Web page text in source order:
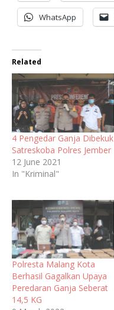
WhatsApp
Related
4 Pengedar Ganja Dibekuk
Satreskoba Polres Jember
12 June 2021
In "Kriminal"
Polresta Malang Kota
Berhasil Gagalkan Upaya
Peredaran Ganja Seberat
14,5 KG